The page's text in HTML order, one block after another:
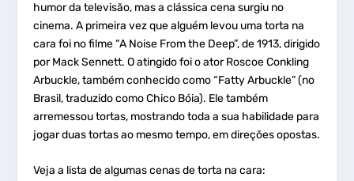
humor da televisão, mas a clássica cena surgiu no
cinema. A primeira vez que alguém levou uma torta na
cara foi no filme “A Noise From the Deep”, de 1913, dirigido
por Mack Sennett. O atingido foi o ator Roscoe Conkling
Arbuckle, também conhecido como “Fatty Arbuckle” (no
Brasil, traduzido como Chico Bóia). Ele também
arremessou tortas, mostrando toda a sua habilidade para
jogar duas tortas ao mesmo tempo, em direções opostas.
Veja a lista de algumas cenas de torta na cara: